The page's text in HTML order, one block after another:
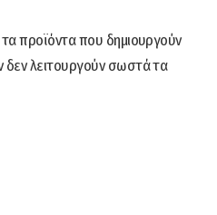
προϊόντα που δημιουργούν
δεν λειτουργούν σωστά τα